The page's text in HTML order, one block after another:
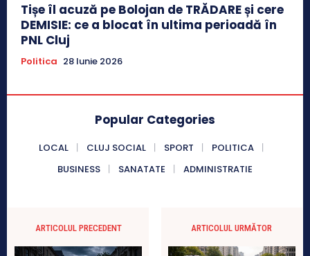
Tișe îl acuză pe Bolojan de TRĂDARE și cere
DEMISIE: ce a blocat în ultima perioadă în
PNL Cluj
Politica 28 Iunie 2026
Popular Categories
LOCAL CLUJ SOCIAL SPORT
POLITICA
BUSINESS
SANATATE ADMINISTRATIE
ARTICOLUL PRECEDENT ARTICOLUL URMĂTOR